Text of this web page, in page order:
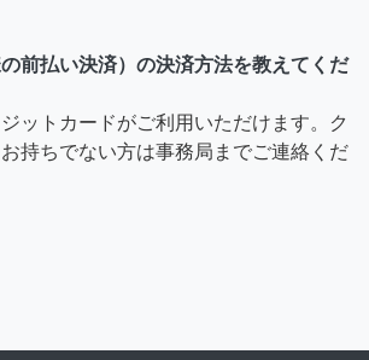
前払い決済）の決済方法を教えてくだ
ットカードがご利用いただけます。ク
持ちでない方は事務局までご連絡くだ